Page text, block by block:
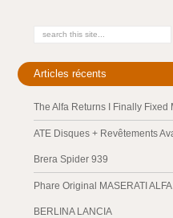
Articles récents
The Alfa Returns I Finally Fixed
ATE Disques + Revêtements
Brera Spider 939
Phare Original MASERATI
BERLINA LANCIA